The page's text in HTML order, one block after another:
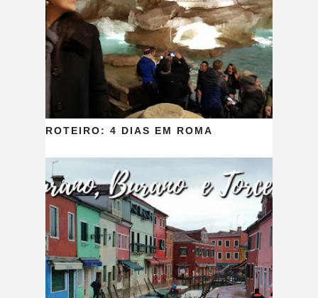
ROTEIRO: 4 DIAS EM ROMA